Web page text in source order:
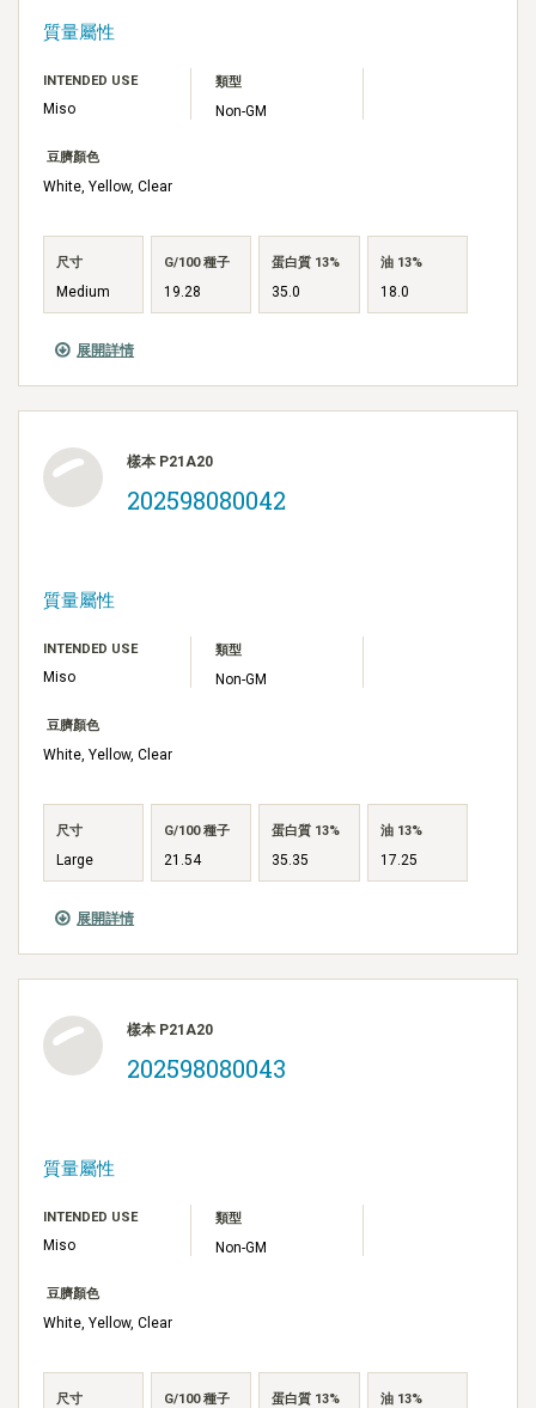
展開詳情
質量屬性
INTENDED USE
Miso
類型
Non-GM
豆臍顏色
White, Yellow, Clear
尺寸
Medium
G/100 種子
19.28
蛋白質 13%
35.0
油 13%
18.0
展開詳情
樣本 P21A20
202598080042
質量屬性
INTENDED USE
Miso
類型
Non-GM
豆臍顏色
White, Yellow, Clear
尺寸
Large
G/100 種子
21.54
蛋白質 13%
35.35
油 13%
17.25
樣本 P21A20
202598080043
質量屬性
INTENDED USE
Miso
類型
Non-GM
豆臍顏色
White, Yellow, Clear
尺寸 G/100 種子 蛋白質 13% 油 13%